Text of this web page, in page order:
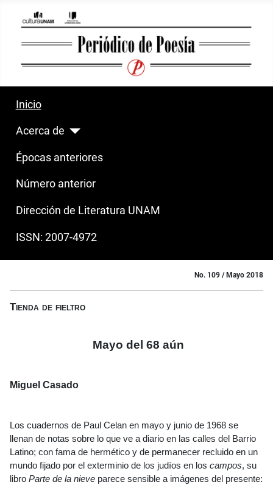
Inicio
Acerca de
Épocas anteriores
Número anterior
Dirección de Literatura UNAM
ISSN: 2007-4972
No. 109 / Mayo 2018
Tienda de fieltro
Mayo del 68 aún
Miguel Casado
Los cuadernos de Paul Celan en mayo y junio de 1968 se
llenan de notas sobre lo que ve a diario en las calles del Barrio
Latino; con fama de hermético y de permanecer recluido en un
mundo fijado por el exterminio de los judíos en los campos, su
libro Parte de la nieve parece sensible a imágenes del presente: